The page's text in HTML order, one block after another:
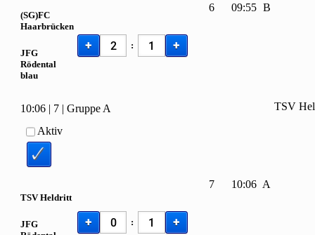
(SG)FC
Haarbrücken
JFG
Rödental
blau
+ : +
6 09:55 B
10:06 | 7 | Gruppe A
Aktiv
TSV Heldritt
JFG
+ : +
7 10:06 A
TSV